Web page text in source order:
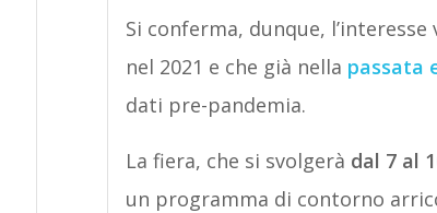
Si conferma, dunque,
nel 2021 e che già nella passata
dati pre-pandemia.
La fiera, che si svolgerà dal 7 al
un programma di contorno